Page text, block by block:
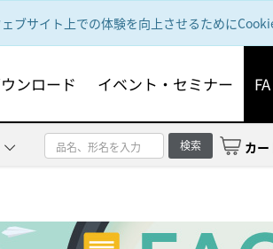
サイト上での体験を向上させるために
ンロード イベント・セミナー
検索 カー